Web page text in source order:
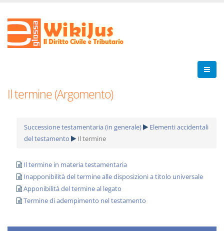
Il termine (Argomento)
Successione testamentaria (in generale)
Elementi accidentali
del testamento
Il termine
Il termine in materia testamentaria
Inapponibilità del termine alle disposizioni a titolo universale
Apponibilità del termine al legato
Termine di adempimento nel testamento